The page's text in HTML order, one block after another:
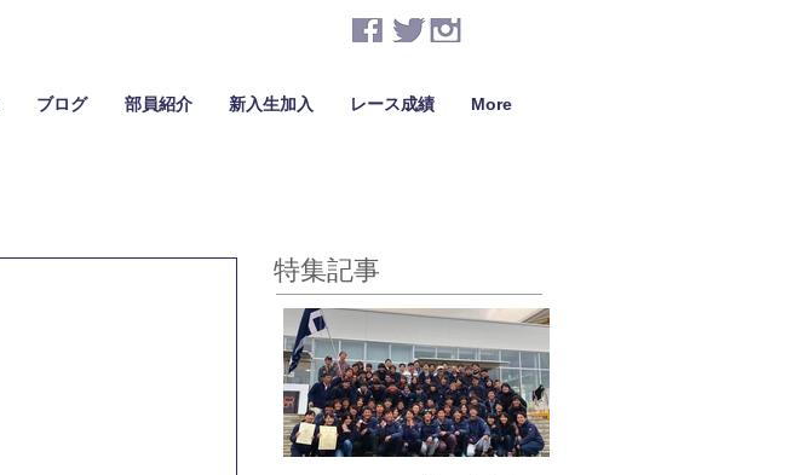
ブログ 部員紹介 新入生加入 レース成績 More
特集記事